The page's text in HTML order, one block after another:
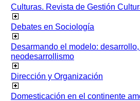
Culturas. Revista de Gestión
Debates en Sociología
Desarmando el modelo:
neodesarrollismo
Dirección y Organización
Domesticación en el continente